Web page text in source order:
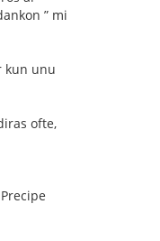
” mi
kun unu
ofte,